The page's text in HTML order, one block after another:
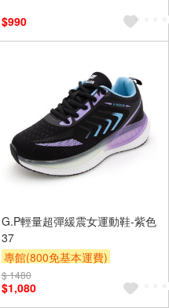
$990
G.P輕量超彈緩震女運動鞋-紫色
37
專館(800免基本運費)
滿額9折
$ 1480
$1,080